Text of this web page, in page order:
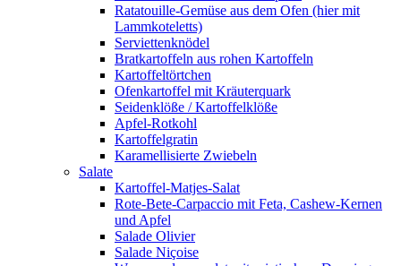
Ratatouille-Gemüse aus dem Ofen (hier mit
Lammkoteletts)
Serviettenknödel
Bratkartoffeln aus rohen Kartoffeln
Kartoffeltörtchen
Ofenkartoffel mit Kräuterquark
Seidenklöße / Kartoffelklöße
Apfel-Rotkohl
Kartoffelgratin
Karamellisierte Zwiebeln
Salate
Kartoffel-Matjes-Salat
Rote-Bete-Carpaccio mit Feta, Cashew-Kernen
und Apfel
Salade Olivier
Salade Niçoise